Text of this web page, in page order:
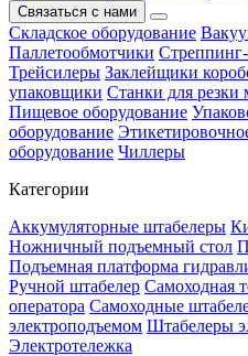
Связаться с нами
Складское оборудование
Паллетообмотчики
Трейсилеры Заклейщики
упаковщики Станки для резки
Пищевое оборудование
оборудование
оборудование Чиллеры
Категории
Аккумуляторные штабелеры
Ножничный подъемный стол
Подъемная платформа
Ручной штабелер Самоходная
оператора Самоходные
электроподъемом Штабелеры
Электротележка